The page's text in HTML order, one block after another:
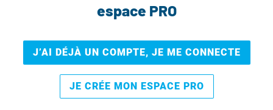
espace PRO
J’AI DÉJÀ UN COMPTE, JE ME CONNECTE
JE CRÉE MON ESPACE PRO